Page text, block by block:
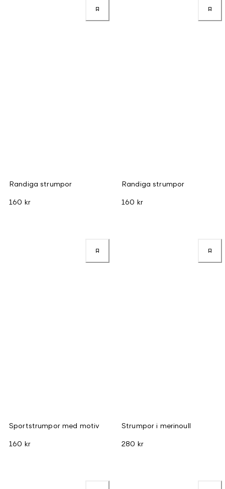
Randiga strumpor
160 kr
Randiga strumpor
160 kr
Sportstrumpor med motiv
160 kr
Strumpor i merinoull
280 kr